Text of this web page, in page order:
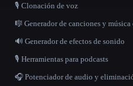
🎙️ Clonación de voz
🎼 Generador de canciones y música
🔊 Generador de efectos de sonido
🎙️ Herramientas para podcasts
🎧 Potenciador de audio y